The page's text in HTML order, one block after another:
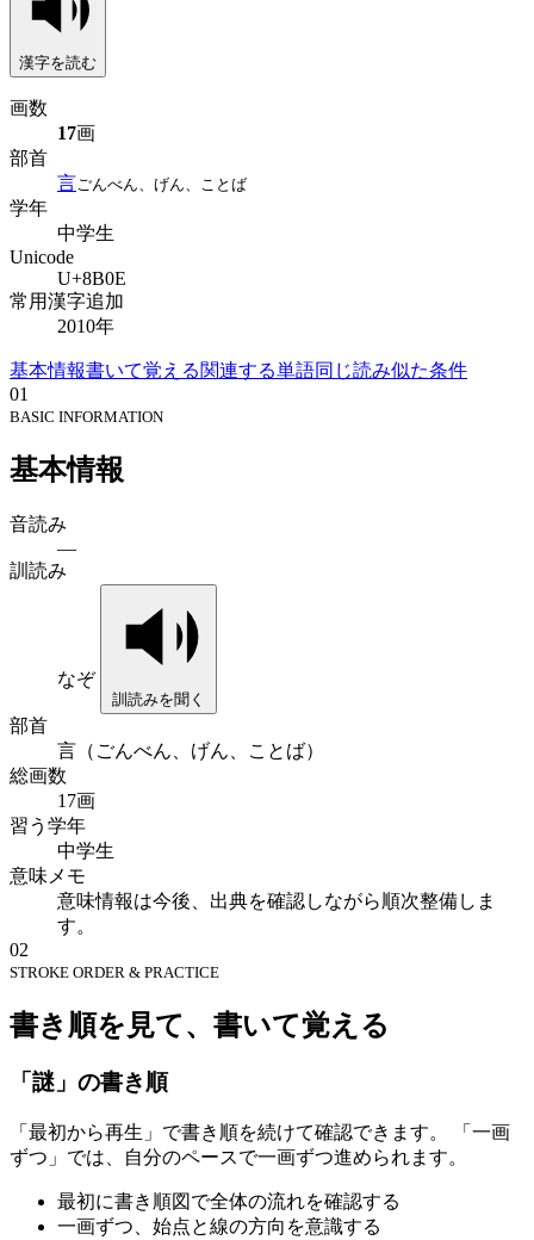
漢字を読む
画数
17画
部首
言 ごんべん、げん、ことば
学年
中学生
Unicode
U+8B0E
常用漢字追加
2010年
基本情報書いて覚える関連する単語同じ読み似た条件
01
BASIC INFORMATION
基本情報
音読み
—
訓読み
なぞ
訓読みを聞く
部首
言（ごんべん、げん、ことば）
総画数
17画
習う学年
中学生
意味メモ
意味情報は今後、出典を確認しながら順次整備しま
す。
02
STROKE ORDER & PRACTICE
書き順を見て、書いて覚える
「謎」の書き順
「最初から再生」で書き順を続けて確認できます。 「一画
ずつ」では、自分のペースで一画ずつ進められます。
最初に書き順図で全体の流れを確認する
一画ずつ、始点と線の方向を意識する